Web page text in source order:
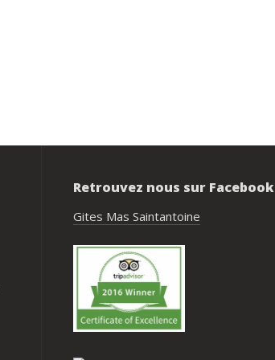
Retrouvez nous sur Facebook
Gites Mas Saintantoine